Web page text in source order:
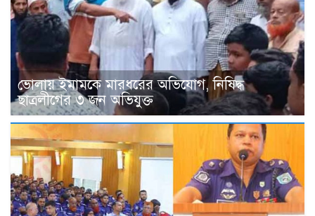
ভোলায় ইমামকে মারধরের অভিযোগ, নিষিদ্ধ
ছাত্রলীগের ৩ জন অভিযুক্ত